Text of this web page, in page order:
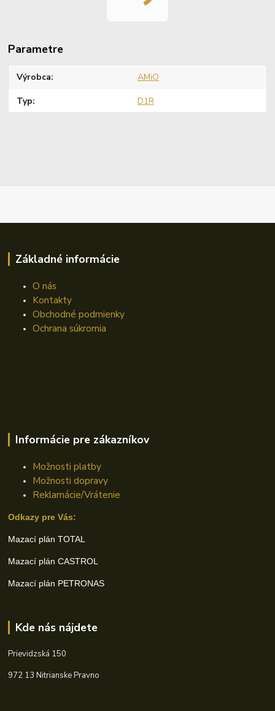
Parametre
Výrobca AMiO
Typ D1R
Základné informácie
O nás
Kontakty
Obchodné podmienky
Ochrana súkromia
Informácie pre zákazníkov
Možnosti platby
Možnosti dopravy
Reklamácie/Vrátenie
Odkazy pre Vás:
Mazací plán TOTAL
Mazací plán CASTROL
Mazací plán PETRONAS
Kde nás nájdete
Prievidzská 150
972 13 Nitrianske Pravno